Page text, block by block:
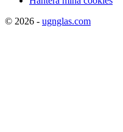
© 2026 - ugnglas.com